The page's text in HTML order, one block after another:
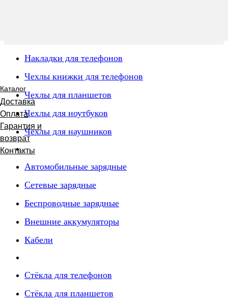
Каталог
Доставка
Оплата
Гарантия и
возврат
Контакты
Накладки для телефонов
Чехлы книжки для телефонов
Чехлы для планшетов
Чехлы для ноутбуков
Чехлы для наушников
Автомобильные зарядные
Сетевые зарядные
Беспроводные зарядные
Внешние аккумуляторы
Кабели
Стёкла для телефонов
Стёкла для планшетов